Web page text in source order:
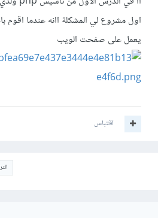
اول مشروع لي المشكلة اانه عندما اقوم
يعمل على صفحت الويب
اقتباس